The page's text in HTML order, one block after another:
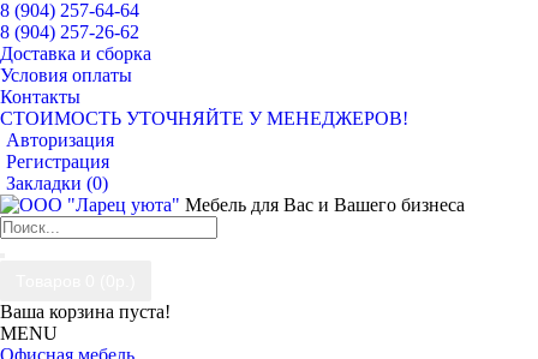
8 (904) 257-64-64
8 (904) 257-26-62
Доставка и сборка
Условия оплаты
Контакты
СТОИМОСТЬ УТОЧНЯЙТЕ У МЕНЕДЖЕРОВ!
Авторизация
Регистрация
Закладки (0)
Мебель для Вас и Вашего бизнеса
Ваша корзина пуста!
MENU
Офисная мебель